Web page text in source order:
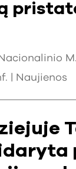
|
Naujienos